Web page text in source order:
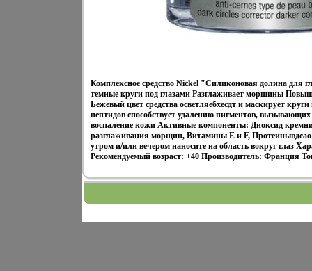
Комплексное средство Nickel "Силиконовая долина для
темные круги под глазами Разглаживает морщины
Бежевый цвет средства осветляебхесдт и маскирует
пептидов способствует удалению пигментов,
воспаление кожи Активные компоненты: Диоксид
разглаживания морщин, Витамины E и F,
утром и/или вечером наносите на область вокруг глаз
Рекомендуемый возраст: +40 Производитель: Франция